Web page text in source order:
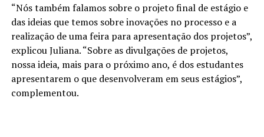
“Nós também falamos sobre o projeto final de estágio e
das ideias que temos sobre inovações no processo e a
realização de uma feira para apresentação dos projetos”,
explicou Juliana. “Sobre as divulgações de projetos,
nossa ideia, mais para o próximo ano, é dos estudantes
apresentarem o que desenvolveram em seus estágios”,
complementou.